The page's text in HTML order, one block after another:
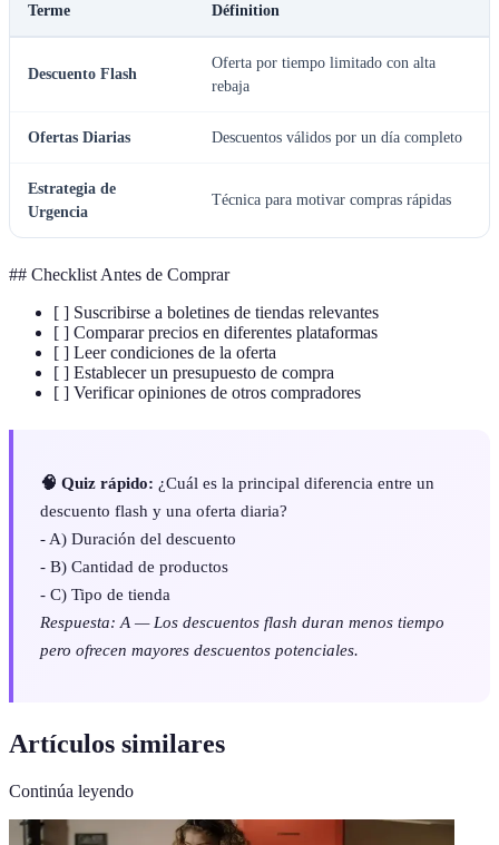
Terme Définition
Descuento Flash
Oferta por tiempo limitado con alta
rebaja
Ofertas Diarias Descuentos válidos por un día completo
Estrategia de
Urgencia
Técnica para motivar compras rápidas
## Checklist Antes de Comprar
[ ] Suscribirse a boletines de tiendas relevantes
[ ] Comparar precios en diferentes plataformas
[ ] Leer condiciones de la oferta
[ ] Establecer un presupuesto de compra
[ ] Verificar opiniones de otros compradores
🧠 Quiz rápido: ¿Cuál es la principal diferencia entre un
descuento flash y una oferta diaria?
- A) Duración del descuento
- B) Cantidad de productos
- C) Tipo de tienda
Respuesta: A — Los descuentos flash duran menos tiempo
pero ofrecen mayores descuentos potenciales.
Artículos similares
Continúa leyendo